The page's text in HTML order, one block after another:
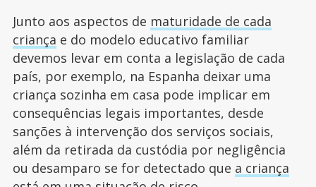
Junto aos aspectos de maturidade de cada
criança e do modelo educativo familiar
devemos levar em conta a legislação de cada
país, por exemplo, na Espanha deixar uma
criança sozinha em casa pode implicar em
consequências legais importantes, desde
sanções à intervenção dos serviços sociais,
além da retirada da custódia por negligência
ou desamparo se for detectado que a criança